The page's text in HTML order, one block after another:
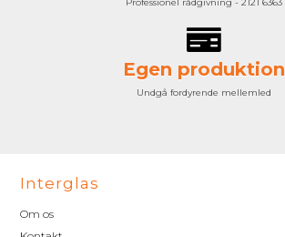
Egen produktion
Undgå fordyrende mellemled
Interglas
Om os